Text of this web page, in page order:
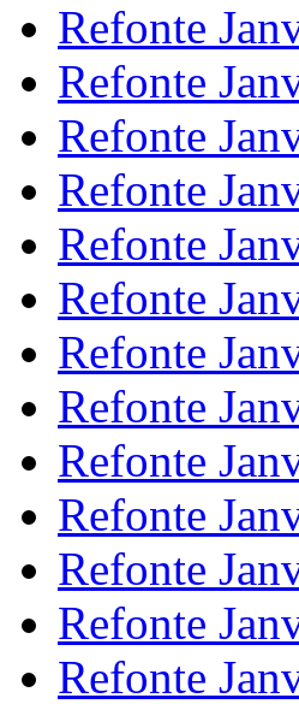
Refonte
Refonte
Refonte
Refonte
Refonte
Refonte
Refonte
Refonte
Refonte
Refonte
Refonte
Refonte
Refonte